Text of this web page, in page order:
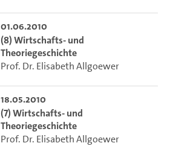
01.06.2010
(8) Wirtschafts- und
Theoriegeschichte
Prof. Dr. Elisabeth Allgoewer
18.05.2010
(7) Wirtschafts- und
Theoriegeschichte
Prof. Dr. Elisabeth Allgoewer